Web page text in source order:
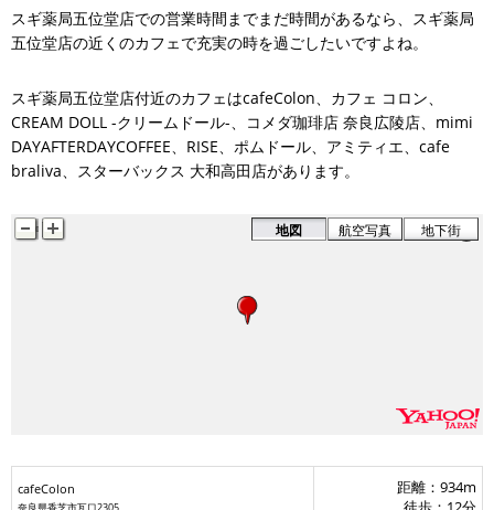
スギ薬局五位堂店での営業時間までまだ時間があるなら、スギ薬局
五位堂店の近くのカフェで充実の時を過ごしたいですよね。
スギ薬局五位堂店付近のカフェはcafeColon、カフェ コロン、
CREAM DOLL -クリームドール-、コメダ珈琲店 奈良広陵店、mimi
DAYAFTERDAYCOFFEE、RISE、ポムドール、アミティエ、cafe
braliva、スターバックス 大和高田店があります。
地図 航空写真 地下街
cafeColon
距離：934m